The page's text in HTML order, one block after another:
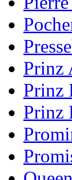
Prinz
Prinz
Prinz